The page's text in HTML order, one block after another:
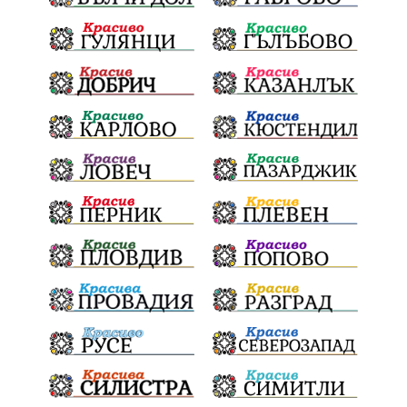
ВеселинОрешков Шофьори
НационаленШампион ОрлинОрлиновЕнчев
ВСС СъдебнаРеформа Шантаж
ПолитическиНатиск ЗаплахаЗаАрест
ПартияВеличие ЕкатеринаДафовска Тракия
ПТП Сливен КварталРечица Данъци
ПътнаИнфраструктура Асфалт
БрашноСтоименов ИстинскиХляб
БългарскоКачество Запис
ПолитическоЗадкулисие Микродрон